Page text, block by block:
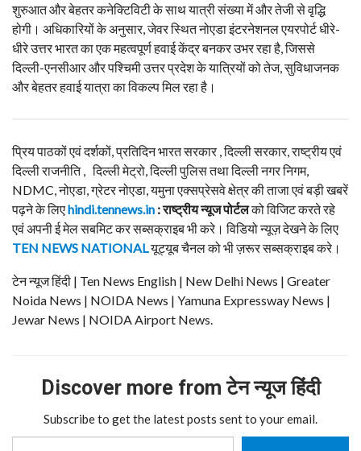
शुरुआत और बेहतर कनेक्टिविटी के साथ यात्री संख्या में और तेजी से वृद्धि
होगी। अधिकारियों के अनुसार, जेवर स्थित नोएडा इंटरनेशनल एयरपोर्ट धीरे-
धीरे उत्तर भारत का एक महत्वपूर्ण हवाई केंद्र बनकर उभर रहा है, जिससे
दिल्ली-एनसीआर और पश्चिमी उत्तर प्रदेश के यात्रियों को तेज, सुविधाजनक
और बेहतर हवाई यात्रा का विकल्प मिल रहा है।
प्रिय पाठकों एवं दर्शकों, प्रतिदिन भारत सरकार , दिल्ली सरकार, राष्ट्रीय एवं
दिल्ली राजनीति , दिल्ली मेट्रो, दिल्ली पुलिस तथा दिल्ली नगर निगम,
NDMC, नोएडा, ग्रेटर नोएडा, यमुना एक्सप्रेसवे क्षेत्र की ताजा एवं बड़ी खबरें
पढ़ने के लिएhindi.tennews.in : राष्ट्रीय न्यूज पोर्टलको विजिट करते रहे
एवं अपनी ई मेल सबमिट कर सब्सक्राइब भी करे। विडियो न्यूज़ देखने के लिए
TEN NEWS NATIONAL यूट्यूब चैनल को भी ज़रूर सब्सक्राइब करे।
टेन न्यूज हिंदी | Ten News English | New Delhi News | Greater
Noida News | NOIDA News | Yamuna Expressway News |
Jewar News | NOIDA Airport News.
Discover more from टेन न्यूज हिंदी
Subscribe to get the latest posts sent to your email.
Type your email…